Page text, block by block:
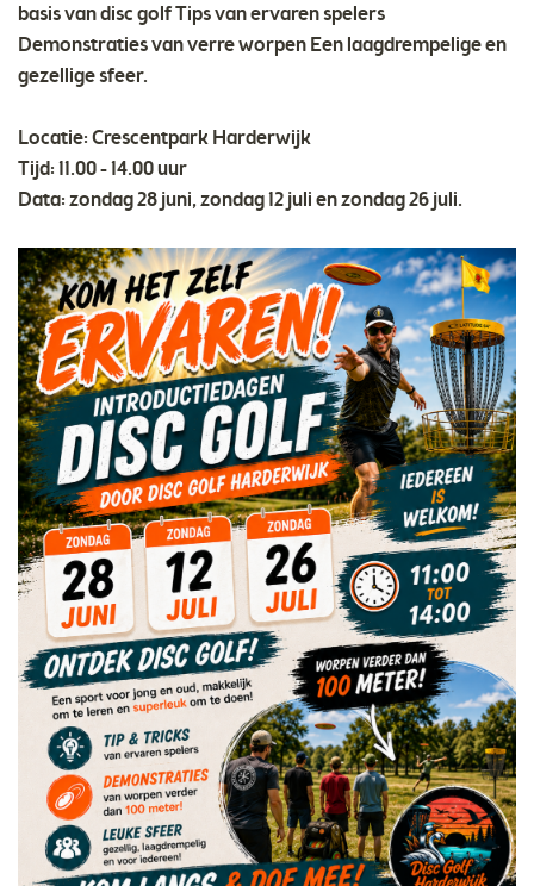
basis van disc golf Tips van ervaren spelers
Demonstraties van verre worpen Een laagdrempelige en
gezellige sfeer.
Locatie: Crescentpark Harderwijk
Tijd: 11.00 - 14.00 uur
Data: zondag 28 juni, zondag 12 juli en zondag 26 juli.